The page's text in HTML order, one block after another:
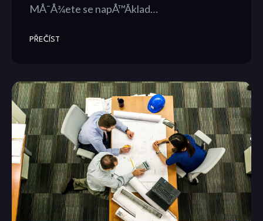
MÅ¯Å¾ete se napÅ™Ã­klad…
PŘEČÍST